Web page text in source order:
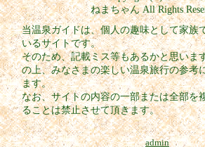
ねまちゃん All Rights
当温泉ガイドは、個人の趣味として家族
いるサイトです。
そのため、記載ミス等もあるかと思いま
の上、みなさまの楽しい温泉旅行の参考
ます。
なお、サイトの内容の一部または全部を
ることは禁止させて頂きます。
admin